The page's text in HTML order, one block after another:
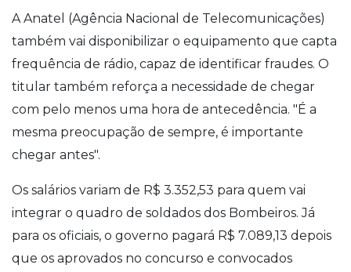
A Anatel (Agência Nacional de Telecomunicações)
também vai disponibilizar o equipamento que capta
frequência de rádio, capaz de identificar fraudes. O
titular também reforça a necessidade de chegar
com pelo menos uma hora de antecedência. "É a
mesma preocupação de sempre, é importante
chegar antes".
Os salários variam de R$ 3.352,53 para quem vai
integrar o quadro de soldados dos Bombeiros. Já
para os oficiais, o governo pagará R$ 7.089,13 depois
que os aprovados no concurso e convocados